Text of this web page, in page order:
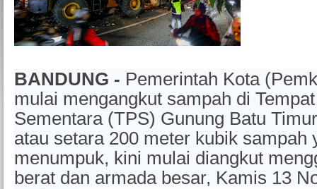
BANDUNG - Pemerintah Kota
mulai mengangkut sampah di
Sementara (TPS) Gunung Batu
atau setara 200 meter kubik sampah
menumpuk, kini mulai diangkut
berat dan armada besar, Kamis 13